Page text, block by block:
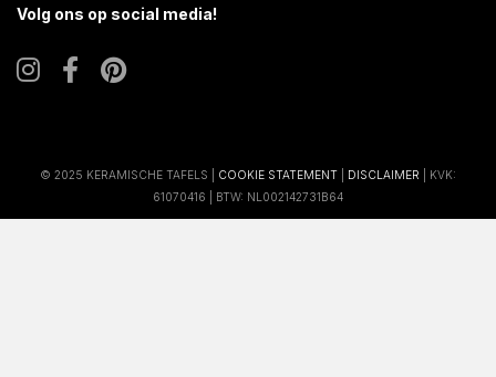
Volg ons op social media!
© 2025 KERAMISCHE TAFELS | COOKIE STATEMENT DISCLAIMER | KVK:
61070416 | BTW: NL002142731B64